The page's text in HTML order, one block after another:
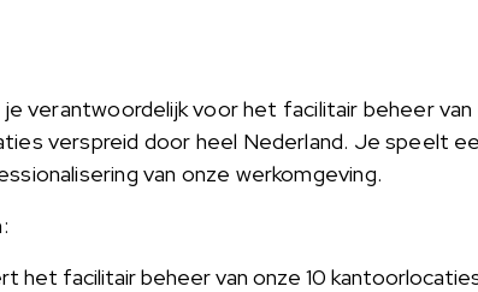
verantwoordelijk voor het facilitair beheer
verspreid door heel Nederland. Je speelt
van onze werkomgeving.
het facilitair beheer van onze 10